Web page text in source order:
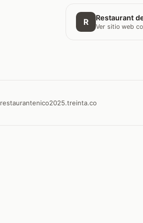
R Restaurant
Ver sitio web
restaurantenico2025.treinta.co